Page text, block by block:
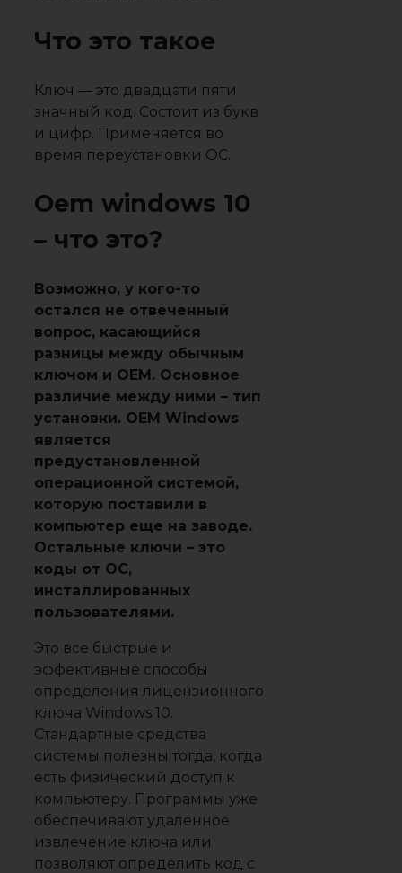
Что это такое
Ключ — это двадцати пяти
значный код. Состоит из букв
и цифр. Применяется во
время переустановки ОС.
Oem windows 10
– что это?
Возможно, у кого-то
остался не отвеченный
вопрос, касающийся
разницы между обычным
ключом и OEM. Основное
различие между ними – тип
установки. OEM Windows
является
предустановленной
операционной системой,
которую поставили в
компьютер еще на заводе.
Остальные ключи – это
коды от ОС,
инсталлированных
пользователями.
Это все быстрые и
эффективные способы
определения лицензионного
ключа Windows 10.
Стандартные средства
системы полезны тогда, когда
есть физический доступ к
компьютеру. Программы уже
обеспечивают удаленное
извлечение ключа или
позволяют определить код с